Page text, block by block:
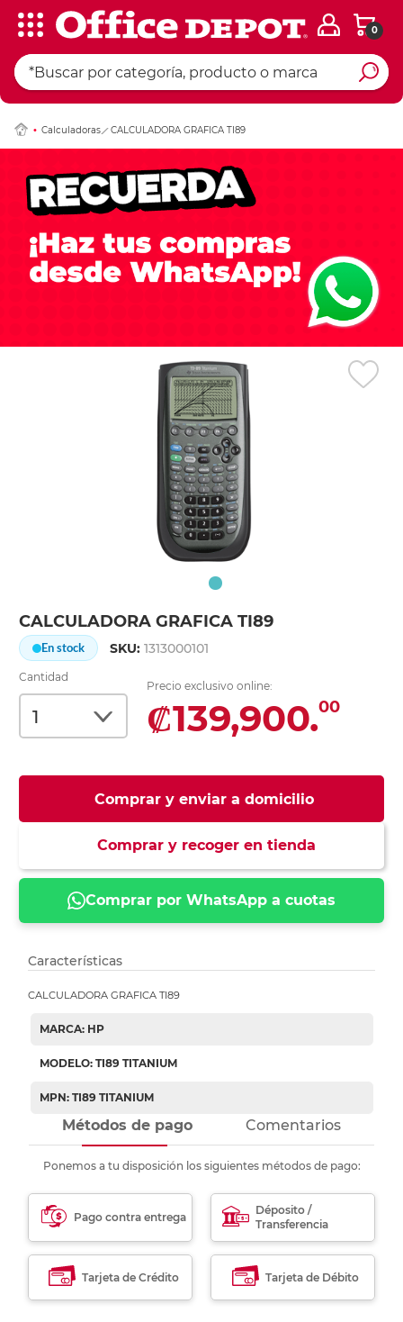
0
Calculadoras CALCULADORA GRAFICA TI89
CALCULADORA GRAFICA TI89
En stock SKU:1313000101
Cantidad
Precio exclusivo online:
₡139,900.00
Comprar y enviar a domicilio
Comprar y recoger en tienda
Comprar por WhatsApp a cuotas
Ingresar Codigo
Características
CALCULADORA GRAFICA TI89
MARCA: HP
MODELO: TI89 TITANIUM
MPN: TI89 TITANIUM
Métodos de pago Comentarios
Ponemos a tu disposición los siguientes métodos de pago:
Pago contra entrega
Déposito /
Transferencia
Tarjeta de Crédito Tarjeta de Débito